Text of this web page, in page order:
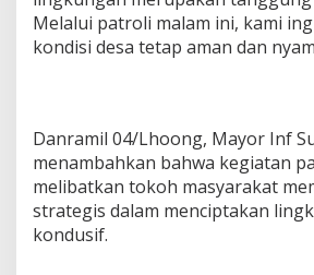
D
e
s
Melalui patroli malam ini, kami
kondisi desa tetap aman dan
Danramil 04/Lhoong, Mayor Inf
menambahkan bahwa kegiatan
melibatkan tokoh masyarakat
strategis dalam menciptakan
kondusif.